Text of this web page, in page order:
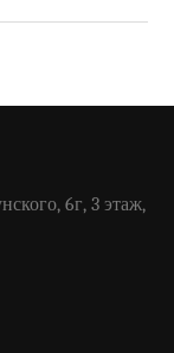
6г, 3 этаж,